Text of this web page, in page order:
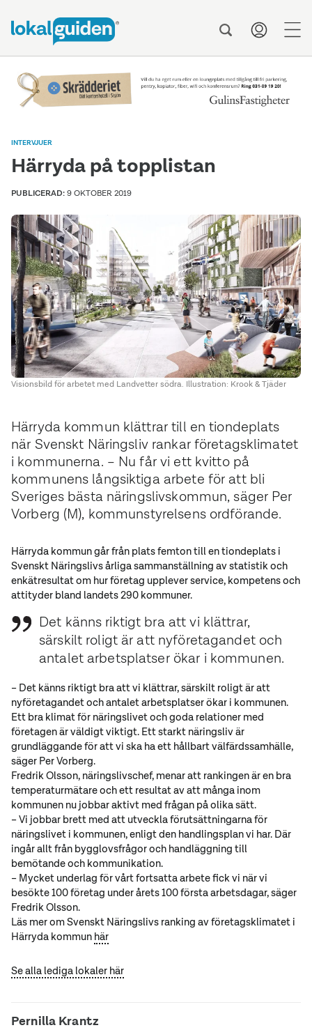
INTERVJUER
Härryda på topplistan
PUBLICERAD:9 OKTOBER 2019
Härryda kommun klättrar till en tiondeplats
när Svenskt Näringsliv rankar företagsklimatet
i kommunerna. – Nu får vi ett kvitto på
kommunens långsiktiga arbete för att bli
Sveriges bästa näringslivskommun, säger Per
Vorberg (M), kommunstyrelsens ordförande.
Visionsbild för arbetet med Landvetter södra. Illustration: Krook & Tjäder
Härryda kommun går från plats femton till en tiondeplats i
Svenskt Näringslivs årliga sammanställning av statistik och
enkätresultat om hur företag upplever service, kompetens och
attityder bland landets 290 kommuner.
Det känns riktigt bra att vi klättrar,
särskilt roligt är att nyföretagandet och
antalet arbetsplatser ökar i kommunen.
– Det känns riktigt bra att vi klättrar, särskilt roligt är att
nyföretagandet och antalet arbetsplatser ökar i kommunen.
Ett bra klimat för näringslivet och goda relationer med
företagen är väldigt viktigt. Ett starkt näringsliv är
grundläggande för att vi ska ha ett hållbart välfärdssamhälle,
säger Per Vorberg.
Fredrik Olsson, näringslivschef, menar att rankingen är en bra
temperaturmätare och ett resultat av att många inom
kommunen nu jobbar aktivt med frågan på olika sätt.
– Vi jobbar brett med att utveckla förutsättningarna för
näringslivet i kommunen, enligt den handlingsplan vi har. Där
ingår allt från bygglovsfrågor och handläggning till
bemötande och kommunikation.
– Mycket underlag för vårt fortsatta arbete fick vi när vi
besökte 100 företag under årets 100 första arbetsdagar, säger
Fredrik Olsson.
Läs mer om Svenskt Näringslivs ranking av företagsklimatet i
Härryda kommun här
Se alla lediga lokaler här
Pernilla Krantz